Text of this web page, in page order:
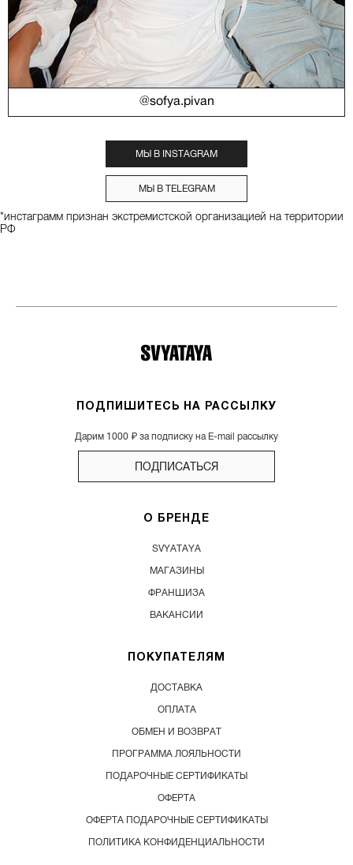
@sofya.pivan
МЫ В INSTAGRAM
МЫ В TELEGRAM
*инстаграмм признан экстремистской организацией на территории
РФ
О БРЕНДЕ
SVYATAYA
МАГАЗИНЫ
ФРАНШИЗА
ВАКАНСИИ
ПОКУПАТЕЛЯМ
ДОСТАВКА
ОПЛАТА
ОБМЕН И ВОЗВРАТ
ПРОГРАММА ЛОЯЛЬНОСТИ
ПОДАРОЧНЫЕ СЕРТИФИКАТЫ
ОФЕРТА
ОФЕРТА ПОДАРОЧНЫЕ СЕРТИФИКАТЫ
ПОЛИТИКА КОНФИДЕНЦИАЛЬНОСТИ
ПОДПИШИТЕСЬ НА РАССЫЛКУ
Дарим 1000 ₽ за подписку на E-mail рассылку
ПОДПИСАТЬСЯ